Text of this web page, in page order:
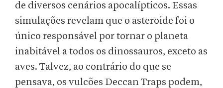
de diversos cenários apocalípticos. Essas
simulações revelam que o asteroide foi o
único responsável por tornar o planeta
inabitável a todos os dinossauros, exceto as
aves. Talvez, ao contrário do que se
pensava, os vulcões Deccan Traps podem,